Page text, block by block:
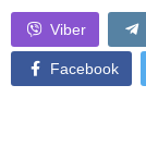
Viber
Facebook